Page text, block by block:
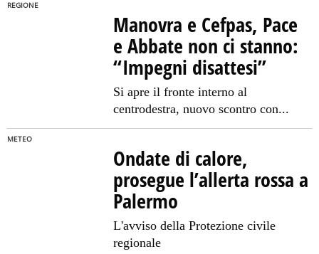
REGIONE
Manovra e Cefpas, Pace
e Abbate non ci stanno:
“Impegni disattesi”
Si apre il fronte interno al
centrodestra, nuovo scontro con...
METEO
Ondate di calore,
prosegue l’allerta rossa a
Palermo
L'avviso della Protezione civile
regionale